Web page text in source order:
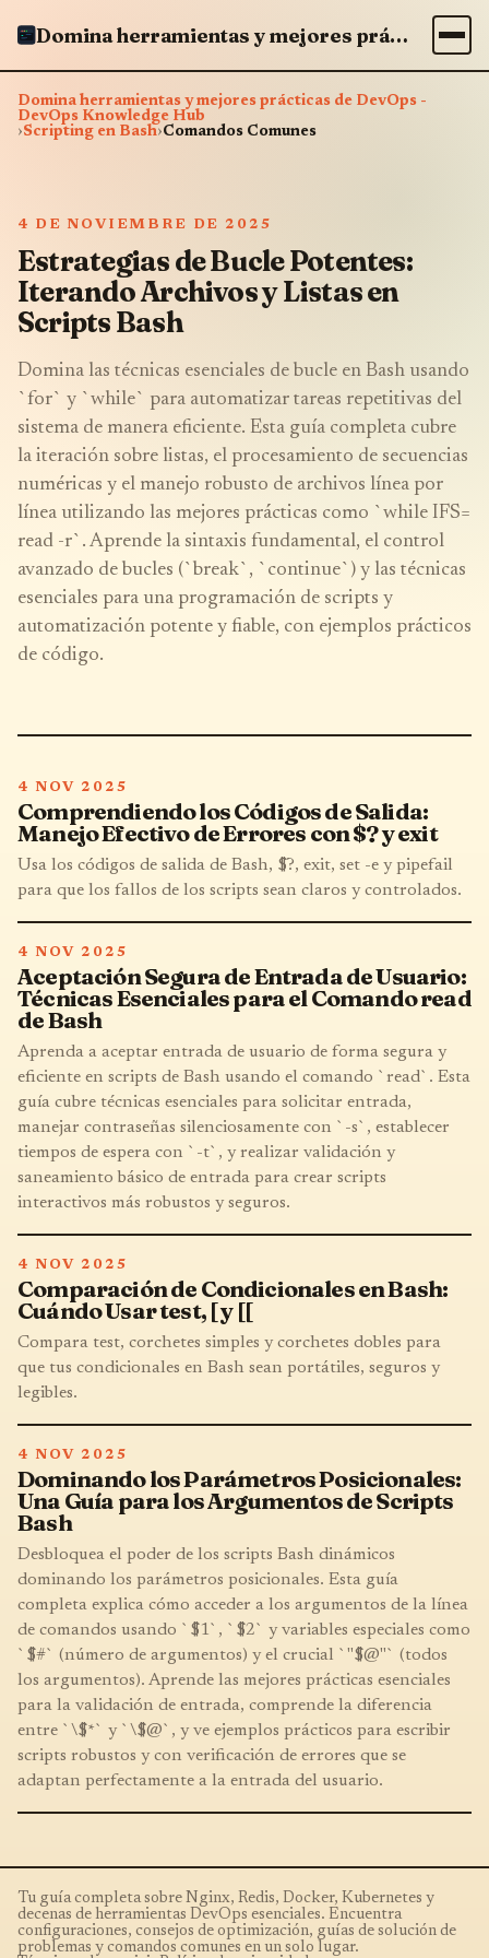
Domina herramientas y mejores prácticas de DevOps - DevOps Knowledge Hub
Domina herramientas y mejores prácticas de DevOps -
DevOps Knowledge Hub
›Scripting en Bash›Comandos Comunes
4 DE NOVIEMBRE DE 2025
Estrategias de Bucle Potentes:
Iterando Archivos y Listas en
Scripts Bash
Domina las técnicas esenciales de bucle en Bash usando
`for` y `while` para automatizar tareas repetitivas del
sistema de manera eficiente. Esta guía completa cubre
la iteración sobre listas, el procesamiento de secuencias
numéricas y el manejo robusto de archivos línea por
línea utilizando las mejores prácticas como `while IFS=
read -r`. Aprende la sintaxis fundamental, el control
avanzado de bucles (`break`, `continue`) y las técnicas
esenciales para una programación de scripts y
automatización potente y fiable, con ejemplos prácticos
de código.
4 NOV 2025
Comprendiendo los Códigos de Salida:
Manejo Efectivo de Errores con $? y exit
Usa los códigos de salida de Bash, $?, exit, set -e y pipefail
para que los fallos de los scripts sean claros y controlados.
4 NOV 2025
Aceptación Segura de Entrada de Usuario:
Técnicas Esenciales para el Comando read
de Bash
Aprenda a aceptar entrada de usuario de forma segura y
eficiente en scripts de Bash usando el comando `read`. Esta
guía cubre técnicas esenciales para solicitar entrada,
manejar contraseñas silenciosamente con `-s`, establecer
tiempos de espera con `-t`, y realizar validación y
saneamiento básico de entrada para crear scripts
interactivos más robustos y seguros.
4 NOV 2025
Comparación de Condicionales en Bash:
Cuándo Usar test, [ y [[
Compara test, corchetes simples y corchetes dobles para
que tus condicionales en Bash sean portátiles, seguros y
legibles.
4 NOV 2025
Dominando los Parámetros Posicionales:
Una Guía para los Argumentos de Scripts
Bash
Desbloquea el poder de los scripts Bash dinámicos
dominando los parámetros posicionales. Esta guía
completa explica cómo acceder a los argumentos de la línea
de comandos usando `$1`, `$2` y variables especiales como
`$#` (número de argumentos) y el crucial `"$@"` (todos
los argumentos). Aprende las mejores prácticas esenciales
para la validación de entrada, comprende la diferencia
entre `\$*` y `\$@`, y ve ejemplos prácticos para escribir
scripts robustos y con verificación de errores que se
adaptan perfectamente a la entrada del usuario.
Tu guía completa sobre Nginx, Redis, Docker, Kubernetes y
decenas de herramientas DevOps esenciales. Encuentra
configuraciones, consejos de optimización, guías de solución de
problemas y comandos comunes en un solo lugar.